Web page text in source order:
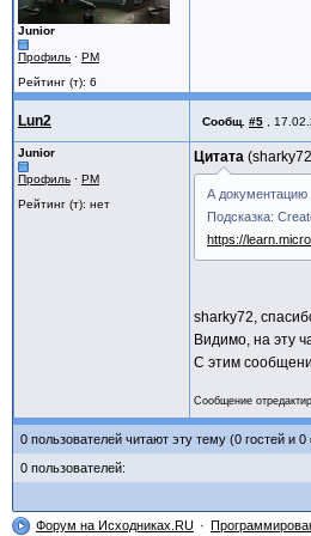
};
bool
HINSTANCE
bool ok =
HWND
DWORD
WPARAM
DWORD
RECT rect;
Junior
Профиль · PM
Рейтинг (т): 6
Lun2 Сообщ. #5
Junior
Профиль · PM
Рейтинг (т): нет
Цитата
А документацию
Подсказка:
https://
sharky72,
Видимо, на эту
С этим
Сообщение
0 пользователей читают эту тему (0 гостей и
0 пользователей:
Форум на Исходниках.RU